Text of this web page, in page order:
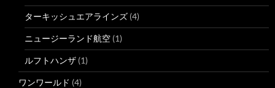
ターキッシュエアラインズ (4)
ニュージーランド航空 (1)
ルフトハンザ (1)
ワンワールド (4)